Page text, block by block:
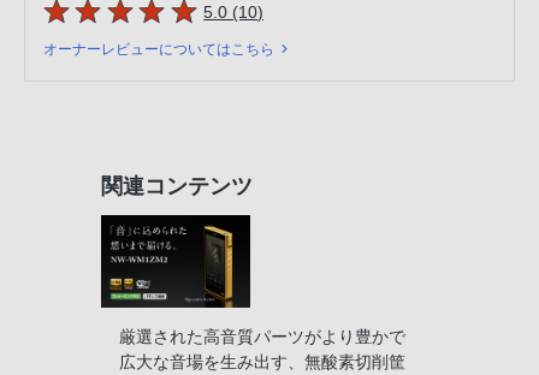
5つの星のうち
5.0 (10件のレビュー
)
オーナーレビューについてはこちら
関連コンテンツ
厳選された高音質パーツがより豊かで
広大な音場を生み出す、無酸素切削筐